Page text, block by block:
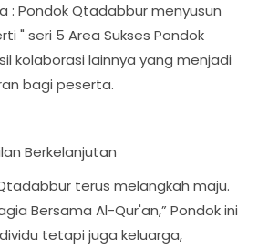
: Pondok Qtadabbur menyusun
" seri 5 Area Sukses Pondok
kolaborasi lainnya yang menjadi
bagi peserta.
Berkelanjutan
terus melangkah maju.
Bersama Al-Qur'an,” Pondok ini
tetapi juga keluarga,